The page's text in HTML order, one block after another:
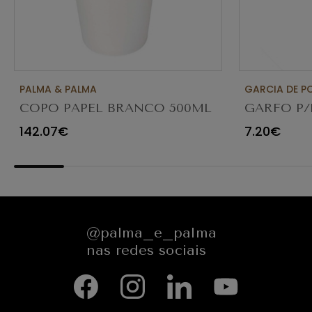
PALMA & PALMA
COPO PAPEL BRANCO 500ML
(16 OZ) SPF-161H C/1000
142.07€
GARCIA DE
GARFO P/
MADEIRA
7.20€
@palma_e_palma
nas redes sociais